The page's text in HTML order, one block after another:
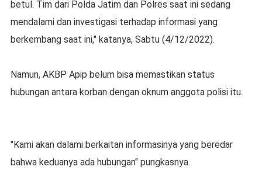
betul. Tim dari Polda Jatim dan Polres saat ini sedang
mendalami dan investigasi terhadap informasi yang
berkembang saat ini," katanya, Sabtu (4/12/2022).
Namun, AKBP Apip belum bisa memastikan status
hubungan antara korban dengan oknum anggota polisi itu.
"Kami akan dalami berkaitan informasinya yang beredar
bahwa keduanya ada hubungan" pungkasnya.